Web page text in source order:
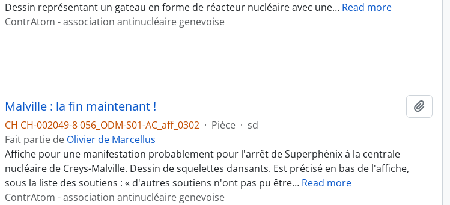
Dessin représentant un gateau en forme de réacteur nucléaire avec une… Read more
ContrAtom - association antinucléaire genevoise
Malville : la fin maintenant !
CH CH-002049-8 056_ODM-S01-AC_aff_0302 · Pièce · sd
Fait partie de Olivier de Marcellus
Affiche pour une manifestation probablement pour l'arrêt de Superphénix à la centrale
nucléaire de Creys-Malville. Dessin de squelettes dansants. Est précisé en bas de l'affiche,
sous la liste des soutiens : « d'autres soutiens n'ont pas pu être… Read more
ContrAtom - association antinucléaire genevoise